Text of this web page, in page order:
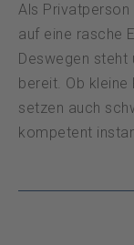
Als Privatperson
auf eine rasche
Deswegen steht
bereit. Ob
setzen auch
kompetent